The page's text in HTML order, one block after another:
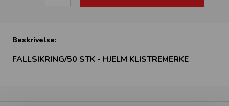
Beskrivelse:
FALLSIKRING/50 STK - HJELM KLISTREMERKE